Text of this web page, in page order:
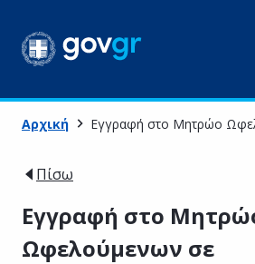
Αρχική Εγγραφή στο Μητρώο
Πίσω
Εγγραφή στο
Ωφελούμενων σε